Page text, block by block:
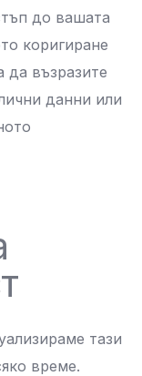
до вашата
коригиране
възразите
данни или
тази
време.